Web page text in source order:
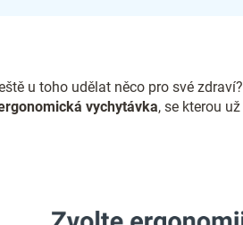
u toho udělat něco pro své zdraví?
vychytávka, se kterou už